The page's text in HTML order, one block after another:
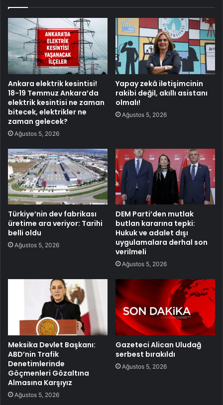
Ankara elektrik kesintisi!
18-19 Temmuz Ankara’da
elektrik kesintisi ne zaman
bitecek, elektrikler ne
zaman gelecek?
Ağustos 5, 2026
Yapay zekâ iletişimcinin
rakibi değil, akıllı asistanı
olmalı!
Ağustos 5, 2026
Türkiye’nin dev fabrikası
üretime ara veriyor: Tarihi
belli oldu
Ağustos 5, 2026
DEM Parti’den mutlak
butlan kararına tepki:
Hukuk ve adalet dışı
uygulamalara derhal son
verilmeli
Ağustos 5, 2026
Meksika Devlet Başkanı:
ABD’nin Trafik
Denetimlerinde
Göçmenleri Gözaltına
Almasına Karşıyız
Ağustos 5, 2026
Gazeteci Alican Uludağ
serbest bırakıldı
Ağustos 5, 2026